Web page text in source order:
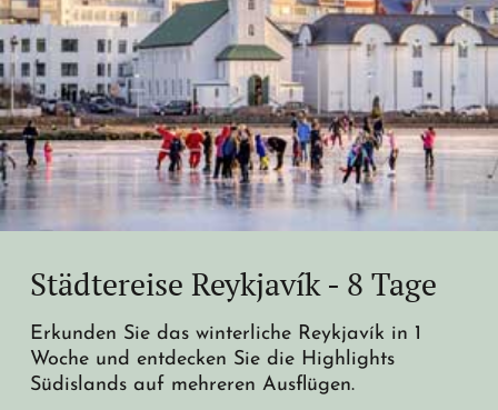
Städtereise Reykjavík - 8 Tage
Erkunden Sie das winterliche Reykjavík in 1
Woche und entdecken Sie die Highlights
Südislands auf mehreren Ausflügen.